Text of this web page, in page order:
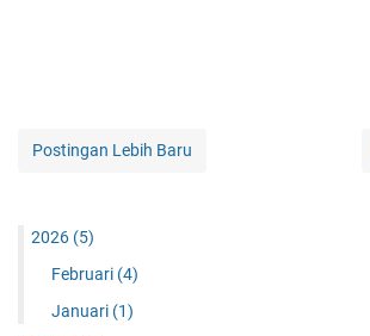
Postingan Lebih Baru
2026 (5)
Februari (4)
Januari (1)